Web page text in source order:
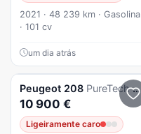
2021 · 48 239 km · Gasolina
· 101 cv
um dia atrás
Peugeot 208 PureTech 82 Start & Stop Allure
10 900 €
Ligeiramente caro